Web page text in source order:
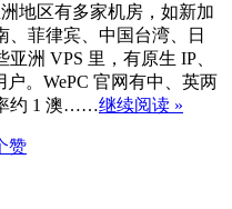
地区有多家机房，如新加
菲律宾、中国台湾、日
洲 VPS 里，有原生 IP、
。WePC 官网有中、英两
约 1 澳……继续阅读 »
赞